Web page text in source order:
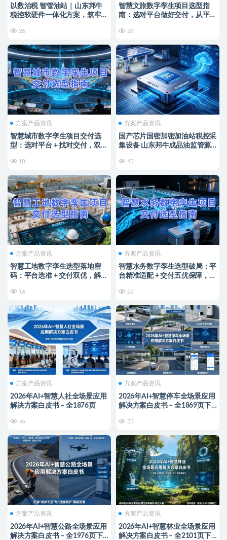
以数治税 智管油站｜山东邦牛
税控软硬件一体化方案，筑牢成
26
智慧文旅数字孪生项目选型指
南：选对平台做好交付，从平台
案 28
方案产品资讯
智慧城市数字孪生项目交付选
型：选对平台 + 找对交付，双维
18
方案产品资讯
国产芯片国密加密加油站税控采
集设备 山东邦牛成品油监管源
43
方案产品资讯
智慧工地数字孪生选型落地密
码：平台选准 + 交付双优，解锁
16
方案产品资讯
智慧水务数字孪生选型破局：平
台精准适配 + 交付五优保障，筑
22
方案产品资讯
2026年AI+智慧人社全场景应用
解决方案白皮书 – 全1876页
46
方案产品资讯
2026年AI+智慧停车全场景应用
解决方案白皮书 – 全1869页下
33
方案产品资讯
2026年AI+智慧公路全场景应用
解决方案白皮书 – 全1976页下
方案产品资讯
2026年AI+智慧林业全场景应用
解决方案白皮书 – 全2101页下